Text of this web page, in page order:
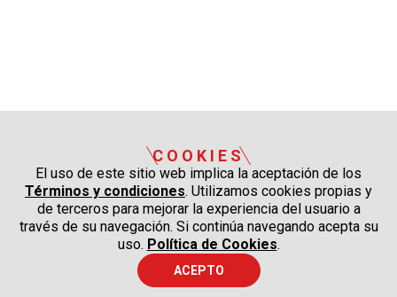
COOKIES
El uso de este sitio web implica la aceptación de los
Términos y condiciones. Utilizamos cookies propias y
de terceros para mejorar la experiencia del usuario a
través de su navegación. Si continúa navegando acepta su
uso. Política de Cookies.
ACEPTO